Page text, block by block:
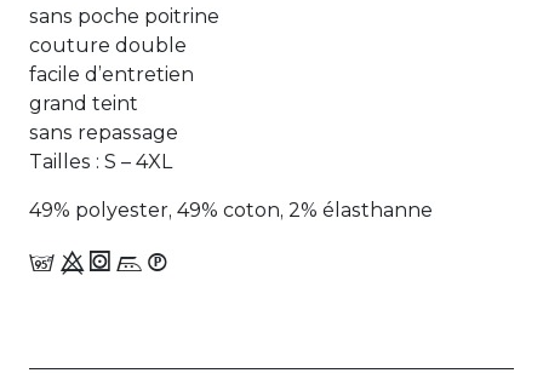
sans poche poitrine
couture double
facile d’entretien
grand teint
sans repassage
Tailles : S – 4XL
49% polyester, 49% coton, 2% élasthanne
e 9 1 n_W